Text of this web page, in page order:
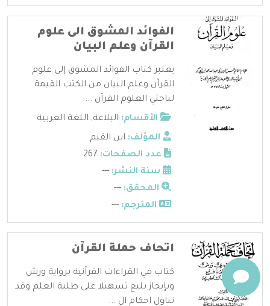
الفوائد المشوق الى علوم
القرآن وعلم البيان
يعتبر كتاب الفوائد المشوق إلى علوم
القرآن وعلم البيان من الكتب القيمة
لباحثي العلوم القرآن ...
الأقسام: البلاغة, اللغة العربية
المؤلف: ابن القيم
عدد الصفحات:
سنة النشر: ---
المحقق: ---
المترجم: ---
اتحاف حملة القرآن
كتاب في القراءات القرآنية برواية ورش
وبإيجاز بليغ تسهيلا على طلبة العلم وقد
تناول احكام ال ...